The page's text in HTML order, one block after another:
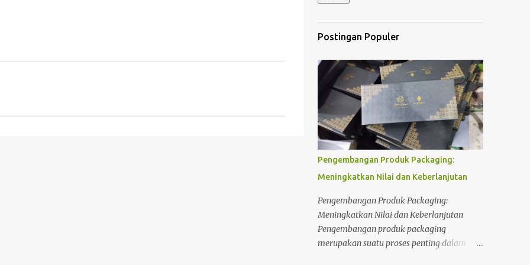
Postingan Populer
Pengembangan Produk Packaging:
Meningkatkan Nilai dan Keberlanjutan
Pengembangan Produk Packaging:
Meningkatkan Nilai dan Keberlanjutan
Pengembangan produk packaging
merupakan suatu proses penting dalam